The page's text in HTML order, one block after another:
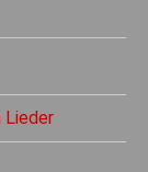
Lieder